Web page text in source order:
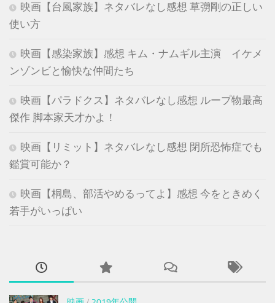
映画【台風家族】ネタバレなし感想 草彅剛の正しい
使い方
映画【感染家族】感想 キム・ナムギル主演 イケメ
ンゾンビと愉快な仲間たち
映画【パラドクス】ネタバレなし感想 ループ物最高
傑作 脚本家天才かよ！
映画【リミット】ネタバレなし感想 閉所恐怖症でも
鑑賞可能か？
映画【桐島、部活やめるってよ】感想 今をときめく
若手がいっぱい